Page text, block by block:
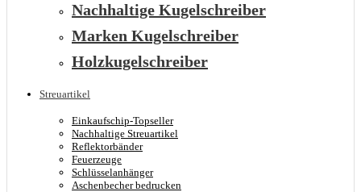
Nachhaltige Kugelschreiber
Marken Kugelschreiber
Holzkugelschreiber
Streuartikel
Einkaufschip-Topseller
Nachhaltige Streuartikel
Reflektorbänder
Feuerzeuge
Schlüsselanhänger
Aschenbecher bedrucken